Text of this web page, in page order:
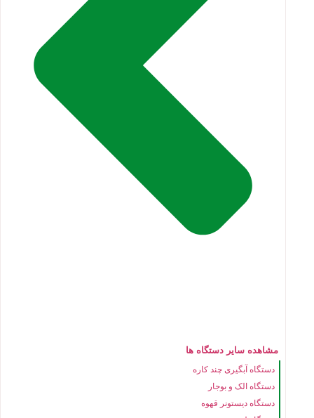
مشاهده سایر دستگاه ها
دستگاه آبگیری چند کاره
دستگاه الک و بوجار
دستگاه دیستونر قهوه